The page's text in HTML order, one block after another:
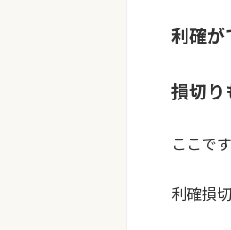
利確が
損切り
ここで
利確損